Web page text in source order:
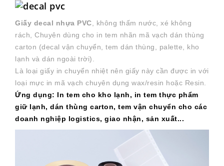
Giấy decal nhựa PVC , không thấm nước, xé không
rách, Chuyên dùng cho in tem nhãn mã vạch dán thùng
carton (decal vận chuyển, tem dán thùng, palette, kho
lạnh và dán ngoài trời).
Là loại giấy in chuyển nhiệt nên giấy này cần được in với
loại mực in mã vạch chuyên dụng wax/resin hoặc Resin.
Ứng dụng: In tem cho kho lạnh, in tem thực phẩm
giữ lạnh, dán thùng carton, tem vận chuyển cho các
doanh nghiệp logistics, giao nhận, sản xuất...